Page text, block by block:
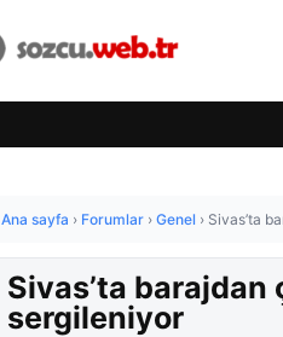
Ana sayfa › Forumlar › Genel › Sivas’ta
Sivas’ta barajdan
sergileniyor